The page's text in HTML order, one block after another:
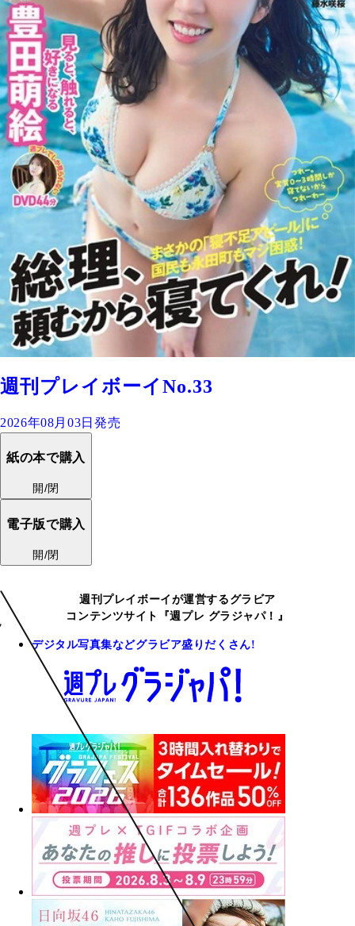
週刊プレイボーイNo.33
2026年08月03日発売
紙の本で購入
開/閉
電子版で購入
開/閉
週刊プレイボーイが運営するグラビア
コンテンツサイト『週プレ グラジャパ！』
デジタル写真集などグラビア盛りだくさん!